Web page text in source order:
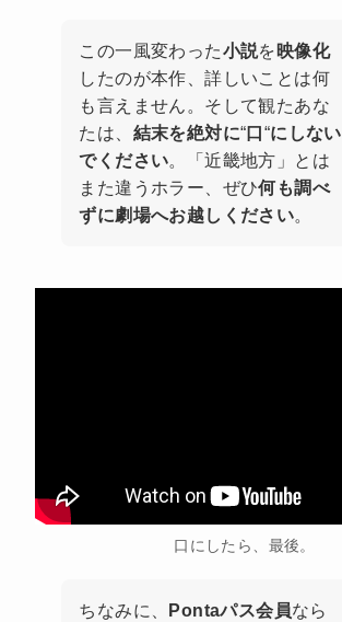
この一風変わった小説を映像化
したのが本作、詳しいことは何
も言えません。そして観たあな
たは、 結末を絶対に“口“にしない
でください。「近畿地方」とは
また違うホラー、ぜひ何も調べ
ずに劇場へお越しください。
口にしたら、最後。
ちなみに、 Pontaパス会員なら